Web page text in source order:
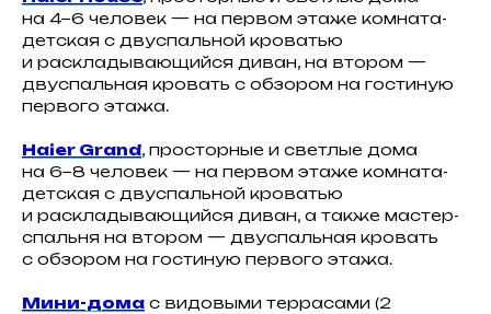
на 4−6 человек — на первом этаже комната-
детская с двуспальной кроватью
и раскладывающийся диван, на втором —
двуспальная кровать с обзором на гостиную
первого этажа.
Haier Grand, просторные и светлые дома
на 6−8 человек — на первом этаже комната-
детская с двуспальной кроватью
и раскладывающийся диван, а также мастер-
спальня на втором — двуспальная кровать
с обзором на гостиную первого этажа.
Мини-дома с видовыми террасами (2
КОСМО